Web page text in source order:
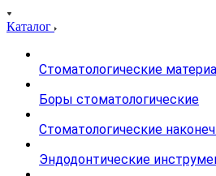
Каталог
Стоматологические
Боры стоматологические
Стоматологические
Эндодонтические